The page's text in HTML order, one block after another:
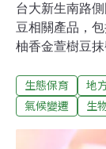
台大新生南路
豆相關產品，
柚香金萱樹豆
台大實驗林與
步，持續開發
機會食用這種
生態保育 地
氣候變遷
生